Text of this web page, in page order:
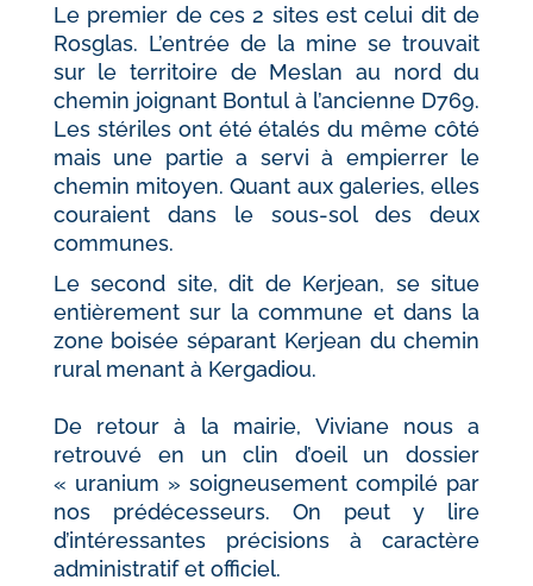
Le premier de ces 2 sites est celui dit de
Rosglas. L’entrée de la mine se trouvait
sur le territoire de Meslan au nord du
chemin joignant Bontul à l’ancienne D769.
Les stériles ont été étalés du même côté
mais une partie a servi à empierrer le
chemin mitoyen. Quant aux galeries, elles
couraient dans le sous-sol des deux
communes.
Le second site, dit de Kerjean, se situe
entièrement sur la commune et dans la
zone boisée séparant Kerjean du chemin
rural menant à Kergadiou.
De retour à la mairie, Viviane nous a
retrouvé en un clin d’oeil un dossier
« uranium » soigneusement compilé par
nos prédécesseurs. On peut y lire
d’intéressantes précisions à caractère
administratif et officiel.